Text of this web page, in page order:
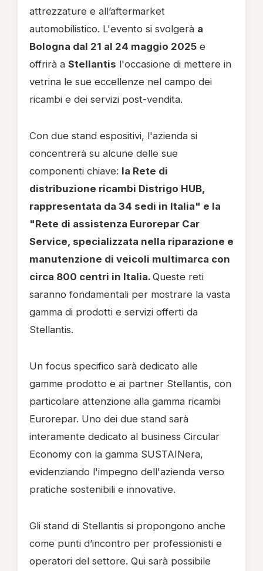
attrezzature e all’aftermarket
automobilistico. L'evento si svolgerà a
Bologna dal 21 al 24 maggio 2025 e
offrirà a Stellantis l'occasione di mettere in
vetrina le sue eccellenze nel campo dei
ricambi e dei servizi post-vendita.
Con due stand espositivi, l'azienda si
concentrerà su alcune delle sue
componenti chiave: la Rete di
distribuzione ricambi Distrigo HUB,
rappresentata da 34 sedi in Italia" e la
"Rete di assistenza Eurorepar Car
Service, specializzata nella riparazione e
manutenzione di veicoli multimarca con
circa 800 centri in Italia. Queste reti
saranno fondamentali per mostrare la vasta
gamma di prodotti e servizi offerti da
Stellantis.
Un focus specifico sarà dedicato alle
gamme prodotto e ai partner Stellantis, con
particolare attenzione alla gamma ricambi
Eurorepar. Uno dei due stand sarà
interamente dedicato al business Circular
Economy con la gamma SUSTAINera,
evidenziando l'impegno dell'azienda verso
pratiche sostenibili e innovative.
Gli stand di Stellantis si propongono anche
come punti d’incontro per professionisti e
operatori del settore. Qui sarà possibile